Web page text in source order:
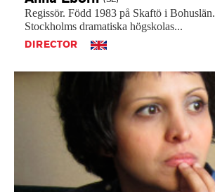
Regissör. Född 1983 på Skaftö i Bohuslän.
Stockholms dramatiska högskolas...
DIRECTOR